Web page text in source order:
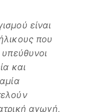
είναι
που
υπεύθυνοι
και
αγωγή,